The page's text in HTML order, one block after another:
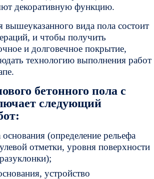
декоративную функцию.
вышеуказанного вида пола состоит
и чтобы получить
и долговечное покрытие,
технологию выполнения работ
бетонного пола с
следующий
(определение рельефа
отметки, уровня поверхности
устройство